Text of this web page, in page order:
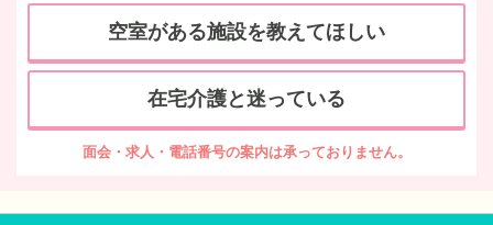
空室がある施設を教えてほしい
在宅介護と迷っている
面会・求人・電話番号の案内は承っておりません。